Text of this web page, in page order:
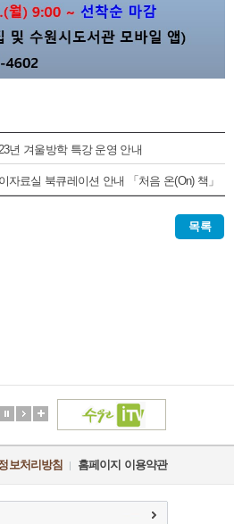
년 겨울방학 특강 운영 안내
자료실 북큐레이션 안내 「처음 온(On) 책」
목록
보처리방침 홈페이지 이용약관